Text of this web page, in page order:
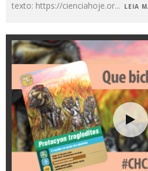
texto: https://cienciahoje.or... LEIA